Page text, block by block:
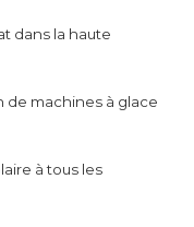
dans la haute
de machines à glace
à tous les